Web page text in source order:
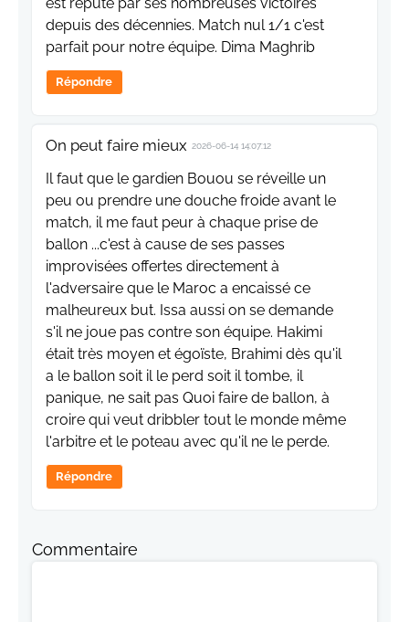
depuis des décennies. Match nul 1/1 c'est
parfait pour notre équipe. Dima Maghrib
Répondre
On peut faire mieux 2026-06-14 14:07:12
Il faut que le gardien Bouou se réveille un
peu ou prendre une douche froide avant le
match, il me faut peur à chaque prise de
ballon ...c'est à cause de ses passes
improvisées offertes directement à
l'adversaire que le Maroc a encaissé ce
malheureux but. Issa aussi on se demande
s'il ne joue pas contre son équipe. Hakimi
était très moyen et égoïste, Brahimi dès qu'il
a le ballon soit il le perd soit il tombe, il
panique, ne sait pas Quoi faire de ballon, à
croire qui veut dribbler tout le monde même
l'arbitre et le poteau avec qu'il ne le perde.
Répondre
Commentaire